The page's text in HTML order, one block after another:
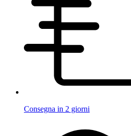
Consegna in 2 giorni